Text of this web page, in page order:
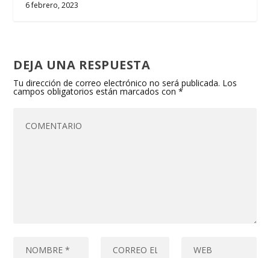
6 febrero, 2023
DEJA UNA RESPUESTA
Tu dirección de correo electrónico no será publicada. Los
campos obligatorios están marcados con*